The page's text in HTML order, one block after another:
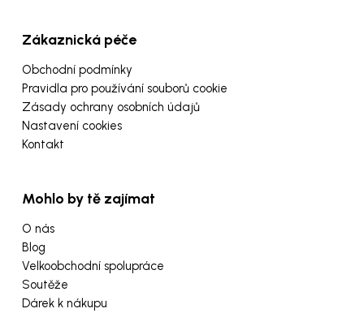
Zákaznická péče
Obchodní podmínky
Pravidla pro používání souborů cookie
Zásady ochrany osobních údajů
Nastavení cookies
Kontakt
Mohlo by tě zajímat
O nás
Blog
Velkoobchodní spolupráce
Soutěže
Dárek k nákupu